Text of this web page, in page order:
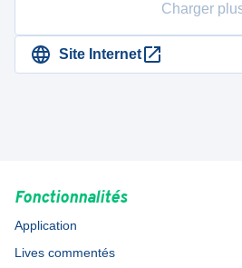
Charger
Site Internet
Fonctionnalités
Application
Lives commentés